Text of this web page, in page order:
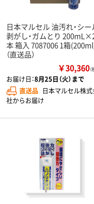
日本マルセル 油汚れ・シー
剥がし・ガムとり
本 箱入 7087006 1箱
（直送品）
￥30,360（
お届け日：8月25日（火）まで
直送品 日本マルセル株
社からお届け